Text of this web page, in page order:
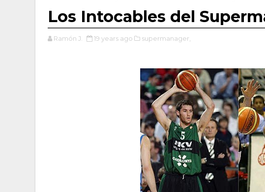
Los Intocables del
Ramón J. 19 years ago supermanager,